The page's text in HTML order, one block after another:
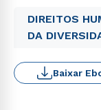
DIREITOS
DA
Baixar